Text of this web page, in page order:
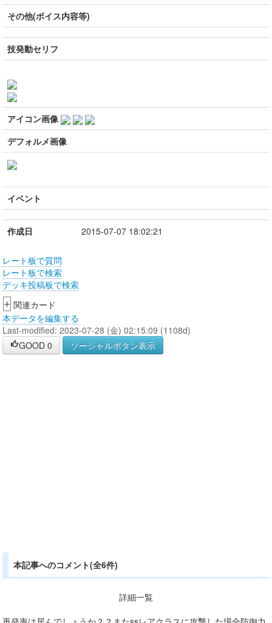
その他(ボイス内容等)
技発動セリフ
アイコン画像
デフォルメ画像
イベント
作成日 2015-07-07 18:02:21
レート板で質問
レート板で検索
デッキ投稿板で検索
+ 関連カード
本データを編集する
Last-modified: 2023-07-28 (金) 02:15:09 (1108d)
GOOD 0 ソーシャルボタン表示
本記事へのコメント(全6件)
詳細一覧